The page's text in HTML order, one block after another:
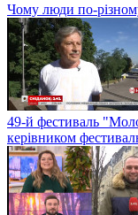
Чому люди по-
49-й фестиваль
керівником